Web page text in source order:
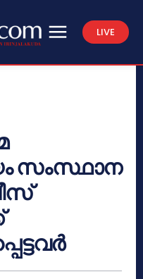
LIVE
സംസ്ഥാന